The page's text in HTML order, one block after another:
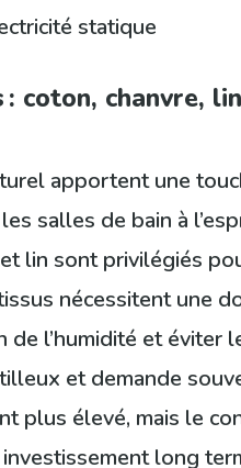
statique
coton, chanvre,
apportent une
salles de bain à
et lin sont privilégiés
nécessitent une
de l’humidité et éviter
et demande
plus élevé, mais le
long